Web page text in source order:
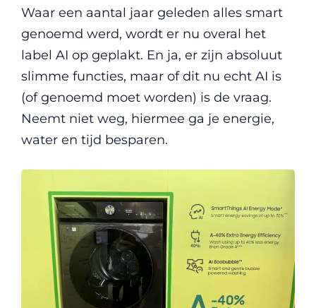
Waar een aantal jaar geleden alles smart
genoemd werd, wordt er nu overal het
label AI op geplakt. En ja, er zijn absoluut
slimme functies, maar of dit nu echt AI is
(of genoemd moet worden) is de vraag.
Neemt niet weg, hiermee ga je energie,
water en tijd besparen.